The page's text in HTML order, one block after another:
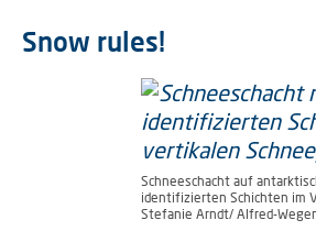
Snow rules!
Schneeschacht auf
identifizierten Schichten im
Stefanie Arndt/ Alfred-